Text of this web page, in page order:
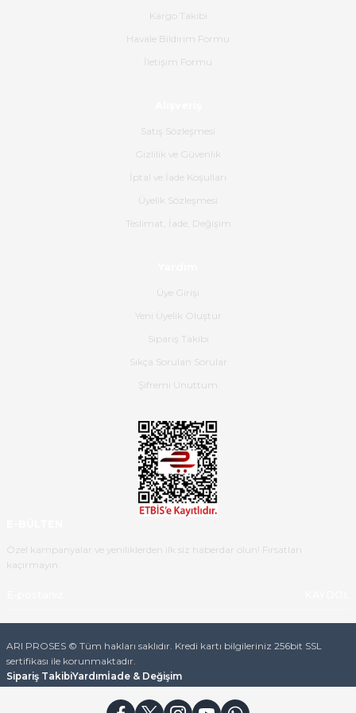
Ürünün kodu XDR-240e-24 yeni
Gerçekten harika ve etkileyici
Hızlı bir şekilde elimize ulaştı
ulaştı.Ürünün paketlenmesi
gayet başarılı hasarsız bir şekilde
teslim aldım. Bu konudaki
hassasiyetleri ve Ürünün kalitesi
Kargo Takibi
Havale Bildirim Formu
İletişim Formu
Satış Sözleşmesi
Gizlilik ve Güvenlik
İptal ve İade Koşulları
Üyelik Sözleşmesi
Teslimat, İade, Değişim
Üye Girişi
Yeni Üyelik Oluştur
Sipariş Takibi
Sıkça Sorulan Sorular
Şifremi Unuttum
Özel kampanyalar ve yeniliklerden ilk siz haberdar olun! Fırsatları
kaçırmayın.
ARI PROSES © Tüm hakları saklıdır. Kredi kartı bilgileriniz 256bit SSL
sertifikası ile korunmaktadır.
Sipariş TakibiYardımİade & Değişim